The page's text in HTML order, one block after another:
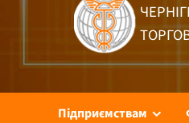
Підприємствам